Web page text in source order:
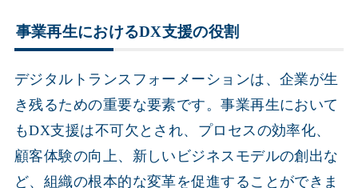
事業再生におけるDX支援の役割
デジタルトランスフォーメーションは、企業が生
き残るための重要な要素です。事業再生において
もDX支援は不可欠とされ、プロセスの効率化、
顧客体験の向上、新しいビジネスモデルの創出な
ど、組織の根本的な変革を促進することができま